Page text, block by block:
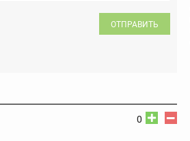
ОТПРАВИТЬ
0